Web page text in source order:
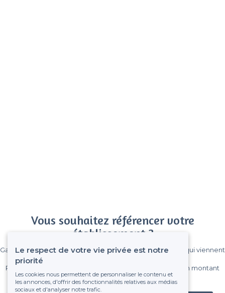
Vous souhaitez référencer votre
établissement ?
Gagnez de nombreux clients parmi le million de visiteurs qui viennent
Pas de commissions et sans engagement, vous payez un montant
fixe sans risque de voir déraper la facture.
Le respect de votre vie privée est notre
priorité
Les cookies nous permettent de personnaliser le contenu et
les annonces, d'offrir des fonctionnalités relatives aux médias
sociaux et d'analyser notre trafic.